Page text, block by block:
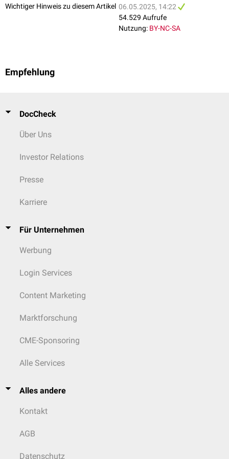
Wichtiger Hinweis zu diesem Artikel 06.05.2025, 14:22
54.529 Aufrufe
Nutzung: BY-NC-SA
Empfehlung
DocCheck
Über Uns
Investor Relations
Presse
Karriere
Für Unternehmen
Werbung
Login Services
Content Marketing
Marktforschung
CME-Sponsoring
Alle Services
Alles andere
Kontakt
AGB
Datenschutz